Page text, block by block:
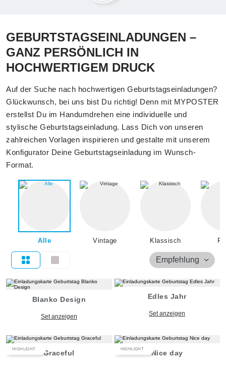
GEBURTSTAGSEINLADUNGEN –
GANZ PERSÖNLICH IN
HOCHWERTIGEM DRUCK
Auf der Suche nach hochwertigen Geburtstagseinladungen?
Glückwunsch, bei uns bist Du richtig! Denn mit MYPOSTER
erstellst Du im Handumdrehen eine individuelle und
stylische Geburtstagseinladung. Lass Dich von unseren
zahlreichen Vorlagen inspirieren und gestalte mit unserem
Konfigurator Deine Geburtstagseinladung im Wunsch-
Format.
Alle Vintage Klassisch
Empfehlung
Blanko Design
Set anzeigen
Edles Jahr
Set anzeigen
HIGHLIGHT Graceful HIGHLIGHT Nice day